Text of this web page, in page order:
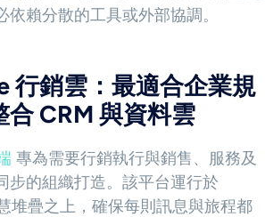
賴分散的工具或外部協調。
行銷雲：最適合企業規
CRM 與資料雲
專為需要行銷執行與銷售、服務及
步的組織打造。該平台運行於
堆疊之上，確保每則訊息與旅程都